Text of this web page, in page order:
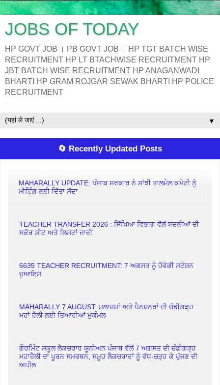
JOBS OF TODAY
HP GOVT JOB । PB GOVT JOB । HP TGT BATCH WISE
RECRUITMENT HP LT BTACHWISE RECRUITMENT HP
JBT BATCH WISE RECRUITMENT HP ANAGANWADI
BHARTI HP GRAM ROJGAR SEWAK BHARTI HP POLICE
RECRUITMENT
▼
🔄 Recently Updated Posts
MAHARALLY UPDATE: ਪੰਜਾਬ ਸਰਕਾਰ ਨੇ ਸਾਂਝੀ ਤਾਲਮੇਲ ਕਮੇਟੀ ਨੂੰ
ਮੀਟਿੰਗ ਲਈ ਦਿੱਤਾ ਸੱਦਾ
TEACHER TRANSFER 2026 : ਸਿੱਖਿਆ ਵਿਭਾਗ ਵੱਲੋਂ ਬਦਲੀਆਂ ਦੀ
ਸਕੋਰ ਸ਼ੀਟ ਅਤੇ ਲਿਸਟਾਂ ਜਾਰੀ
6635 TEACHER RECRUITMENT: 7 ਅਗਸਤ ਨੂੰ ਹੋਵੇਗੀ ਸਟੇਸ਼ਨ
ਚੁਆਇਸ
MAHARALLY 7 AUGUST: ਮੁਲਾਜ਼ਮਾਂ ਅਤੇ ਪੈਨਸ਼ਨਰਾਂ ਦੀ ਚੰਡੀਗੜ੍ਹ
ਮਹਾਂ ਰੈਲੀ ਲਈ ਤਿਆਰੀਆਂ ਮੁਕੰਮਲ
ਗੌਰਮਿੰਟ ਸਕੂਲ ਲੈਕਚਰਾਰ ਯੂਨੀਅਨ ਪੰਜਾਬ ਵੱਲੋਂ 7 ਅਗਸਤ ਦੀ ਚੰਡੀਗੜ੍ਹ
ਮਹਾਰੈਲੀ ਦਾ ਪੂਰਨ ਸਮਰਥਨ, ਸਮੂਹ ਲੈਕਚਰਾਰਾਂ ਨੂੰ ਵੱਧ-ਚੜ੍ਹ ਕੇ ਪੁੱਜਣ ਦੀ
ਅਪੀਲ